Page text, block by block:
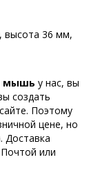
высота 36 мм,
мышь у нас, вы
создать
Поэтому
цене, но
Доставка
или